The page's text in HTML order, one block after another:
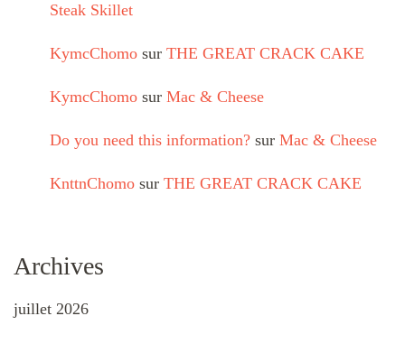
Steak Skillet
KymcChomo sur THE GREAT CRACK CAKE
KymcChomo sur Mac & Cheese
Do you need this information? sur Mac & Cheese
KnttnChomo sur THE GREAT CRACK CAKE
Archives
juillet 2026